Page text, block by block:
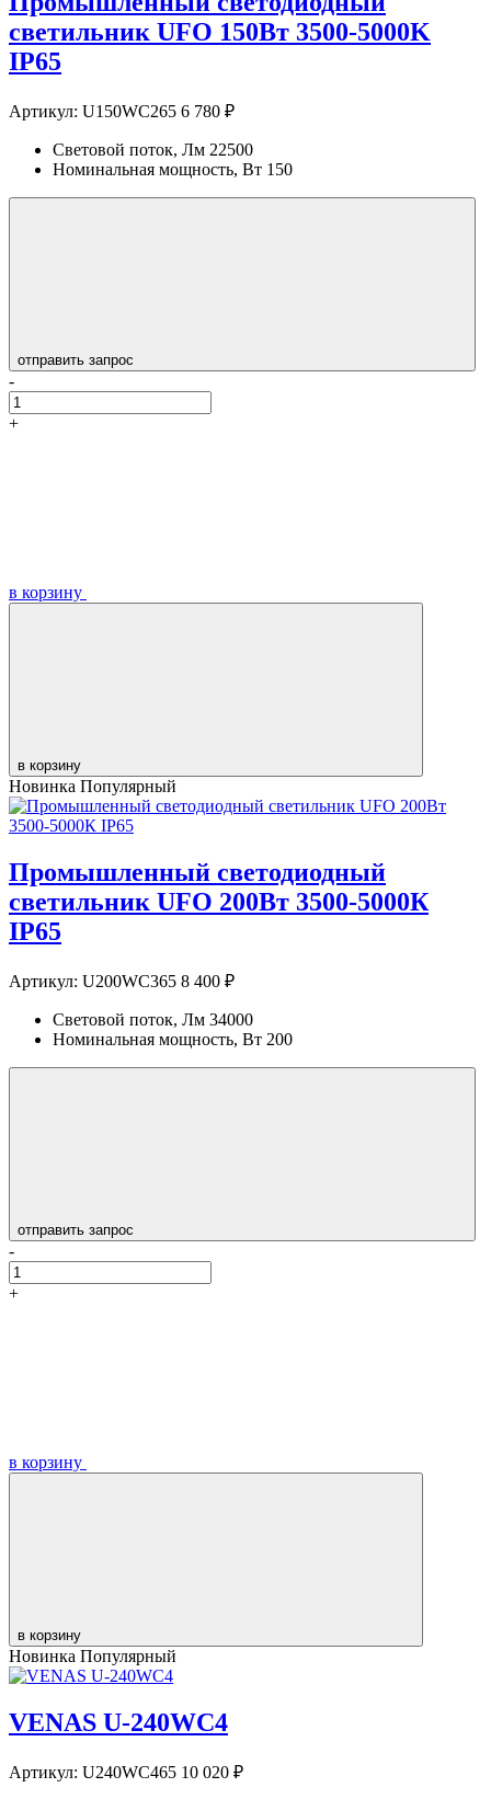
светильник UFO 150Вт 3500-5000K
IP65
Артикул: U150WC265 6 780 ₽
Световой поток, Лм 22500
Номинальная мощность, Вт 150
отправить запрос
-
+
в корзину
в корзину
Новинка Популярный
Промышленный светодиодный
светильник UFO 200Вт 3500-5000К
IP65
Артикул: U200WC365 8 400 ₽
Световой поток, Лм 34000
Номинальная мощность, Вт 200
отправить запрос
-
+
в корзину
в корзину
Новинка Популярный
VENAS U-240WC4
Артикул: U240WC465 10 020 ₽